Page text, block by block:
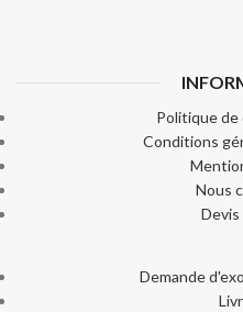
Politique
Conditions
Nous
Devis
Demande